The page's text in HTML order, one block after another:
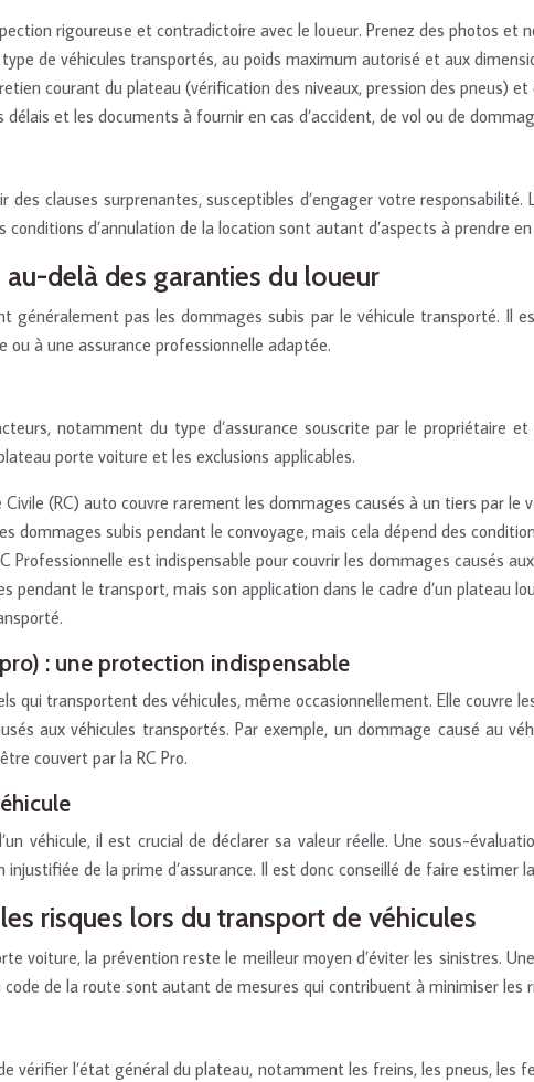
rigoureuse et contradictoire avec le loueur. Prenez des photos et
de véhicules transportés, au poids maximum autorisé et aux
courant du plateau (vérification des niveaux, pression des pneus)
délais et les documents à fournir en cas d’accident, de vol ou de
clauses surprenantes, susceptibles d’engager votre responsabilité.
d’annulation de la location sont autant d’aspects à prendre
delà des garanties du loueur
généralement pas les dommages subis par le véhicule transporté. Il
ou à une assurance professionnelle adaptée.
notamment du type d’assurance souscrite par le propriétaire
porte voiture et les exclusions applicables.
Civile (RC) auto couvre rarement les dommages causés à un tiers par
dommages subis pendant le convoyage, mais cela dépend des
Professionnelle est indispensable pour couvrir les dommages causés
pendant le transport, mais son application dans le cadre d’un plateau
: une protection indispensable
qui transportent des véhicules, même occasionnellement. Elle couvre
aux véhicules transportés. Par exemple, un dommage causé au
couvert par la RC Pro.
véhicule, il est crucial de déclarer sa valeur réelle. Une sous-
de la prime d’assurance. Il est donc conseillé de faire estimer
risques lors du transport de véhicules
voiture, la prévention reste le meilleur moyen d’éviter les sinistres.
de la route sont autant de mesures qui contribuent à minimiser les
vérifier l’état général du plateau, notamment les freins, les pneus,